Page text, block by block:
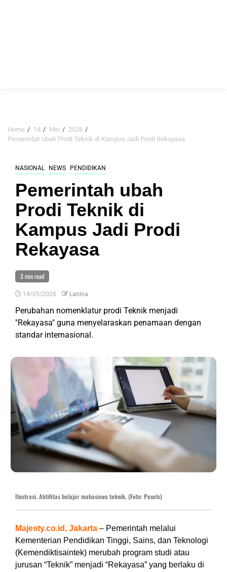
Home 14 Mei
2026
Pemerintah ubah Prodi Teknik di Kampus Jadi Prodi Rekayasa
NASIONAL NEWS PENDIDIKAN
Pemerintah ubah
Prodi Teknik di
Kampus Jadi Prodi
Rekayasa
3 min read
14/05/2026 Lanina
Perubahan nomenklatur prodi Teknik menjadi
"Rekayasa" guna menyelaraskan penamaan dengan
standar internasional.
Ilustrasi. Aktifitas belajar mahasiswa teknik. (Foto: Pexels)
Majesty.co.id, Jakarta – Pemerintah melalui
Kementerian Pendidikan Tinggi, Sains, dan Teknologi
(Kemendiktisaintek) merubah program studi atau
jurusan “Teknik” menjadi “Rekayasa” yang berlaku di